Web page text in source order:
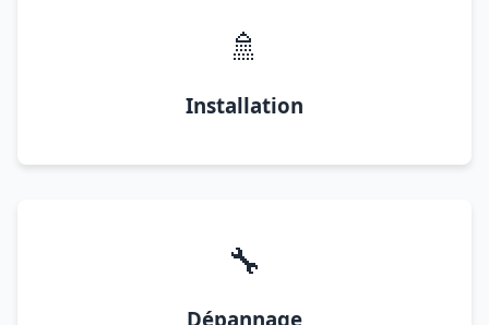
🚿
Installation
🔧
Dépannage